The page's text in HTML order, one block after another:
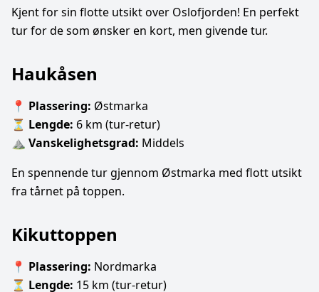
Kjent for sin flotte utsikt over Oslofjorden! En perfekt
tur for de som ønsker en kort, men givende tur.
Haukåsen
📍 Plassering: Østmarka
⏳ Lengde: 6 km (tur-retur)
⛰ Vanskelighetsgrad: Middels
En spennende tur gjennom Østmarka med flott utsikt
fra tårnet på toppen.
Kikuttoppen
📍 Plassering: Nordmarka
⏳ Lengde: 15 km (tur-retur)